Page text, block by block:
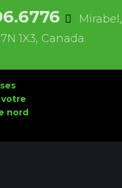
Mirabel,
1X3, Canada